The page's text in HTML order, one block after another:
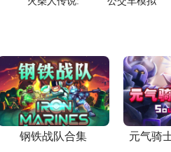
钢铁战队合集 元气骑